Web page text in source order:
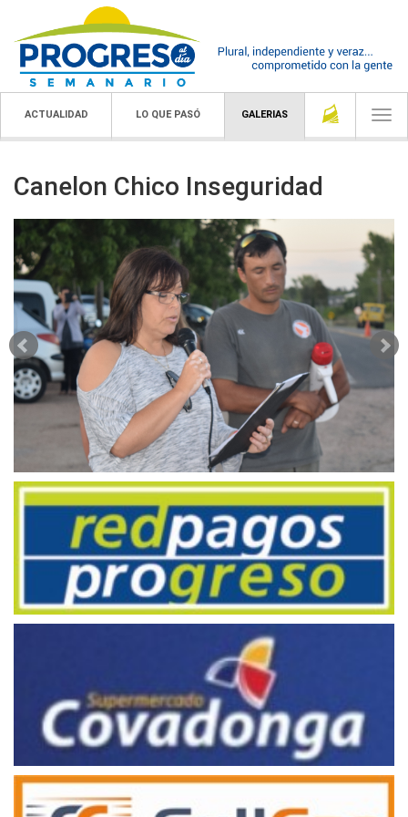
ACTUALIDAD LO QUE PASÓ GALERIAS
Canelon Chico Inseguridad